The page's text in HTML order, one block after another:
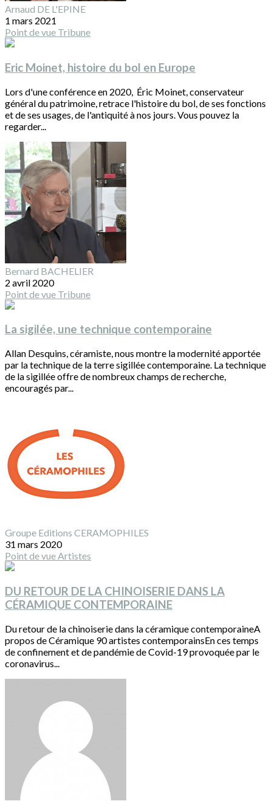
Arnaud DE L'EPINE
1 mars 2021
Point de vue Tribune
Eric Moinet, histoire du bol en Europe
Lors d'une conférence en 2020, Éric Moinet, conservateur
général du patrimoine, retrace l'histoire du bol, de ses fonctions
et de ses usages, de l'antiquité à nos jours. Vous pouvez la
regarder...
Bernard BACHELIER
2 avril 2020
Point de vue Tribune
La sigilée, une technique contemporaine
Allan Desquins, céramiste, nous montre la modernité apportée
par la technique de la terre sigillée contemporaine. La technique
de la sigillée offre de nombreux champs de recherche,
encouragés par...
Groupe Editions CERAMOPHILES
31 mars 2020
Point de vueArtistes
DU RETOUR DE LA CHINOISERIE DANS LA
CÉRAMIQUE CONTEMPORAINE
Du retour de la chinoiserie dans la céramique contemporaineA
propos de Céramique 90 artistes contemporainsEn ces temps
de confinement et de pandémie de Covid-19 provoquée par le
coronavirus...